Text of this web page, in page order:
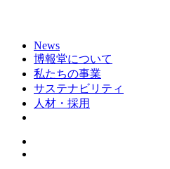
News
博報堂について
私たちの事業
サステナビリティ
人材・採用